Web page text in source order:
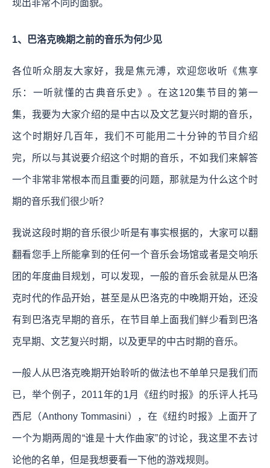
现出非常不同的面貌。
1、巴洛克晚期之前的音乐为何少见
各位听众朋友大家好，我是焦元溥，欢迎您收听《焦享
乐：一听就懂的古典音乐史》。在这120集节目的第一
集，我要为大家介绍的是中古以及文艺复兴时期的音乐，
这个时期好几百年，我们不可能用二十分钟的节目介绍
完，所以与其说要介绍这个时期的音乐，不如我们来解答
一个非常非常根本而且重要的问题，那就是为什么这个时
期的音乐我们很少听？
我说这段时期的音乐很少听是有事实根据的，大家可以翻
翻看您手上所能拿到的任何一个音乐会场馆或者是交响乐
团的年度曲目规划，可以发现，一般的音乐会就是从巴洛
克时代的作品开始，甚至是从巴洛克的中晚期开始，还没
有到巴洛克早期的音乐，在节目单上面我们鲜少看到巴洛
克早期、文艺复兴时期，以及更早的中古时期的音乐。
一般人从巴洛克晚期开始聆听的做法也不单单只是我们而
已，举个例子，2011年的1月《纽约时报》的乐评人托马
西尼（Anthony Tommasini），在《纽约时报》上面开了
一个为期两周的“谁是十大作曲家”的讨论，我这里不去讨
论他的名单，但是我想要看一下他的游戏规则。